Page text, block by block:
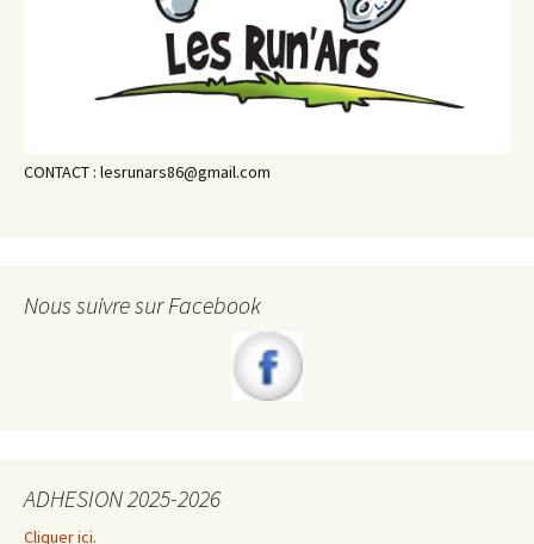
CONTACT : lesrunars86@gmail.com
Nous suivre sur Facebook
ADHESION 2025-2026
Cliquer ici.